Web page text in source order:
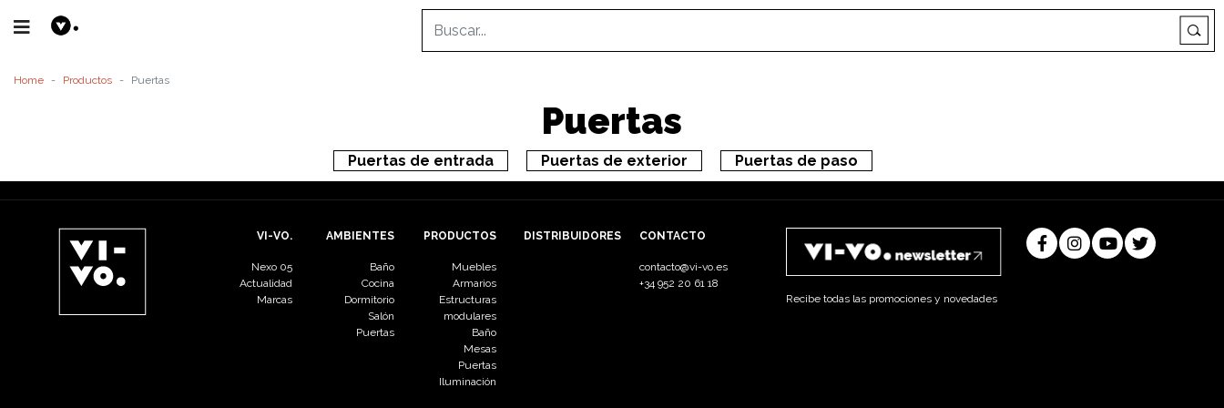
Home Productos Puertas
Puertas
Puertas de entrada Puertas de exterior Puertas de paso
VI-VO.
Nexo 05
Actualidad
Marcas
AMBIENTES
Baño
Cocina
Dormitorio
Salón
Puertas
PRODUCTOS
Muebles
Armarios
Estructuras
modulares
Baño
Mesas
Puertas
Iluminación
DISTRIBUIDORES CONTACTO
contacto@vi-vo.es
+34 952 20 61 18
Recibe todas las promociones y novedades